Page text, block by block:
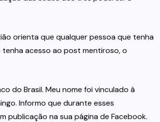
orienta que qualquer pessoa que tenha
acesso ao post mentiroso, o
do Brasil. Meu nome foi vinculado à
Informo que durante esses
publicação na sua página de Facebook.